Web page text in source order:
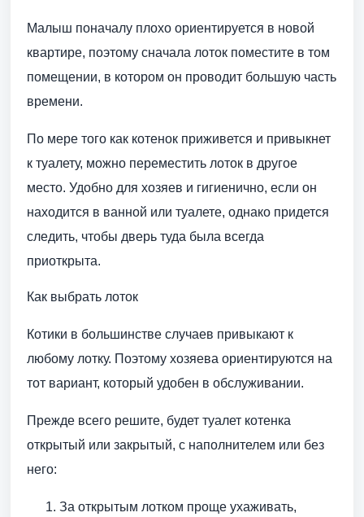
Малыш поначалу плохо ориентируется в новой
квартире, поэтому сначала лоток поместите в том
помещении, в котором он проводит большую часть
времени.
По мере того как котенок приживется и привыкнет
к туалету, можно переместить лоток в другое
место. Удобно для хозяев и гигиенично, если он
находится в ванной или туалете, однако придется
следить, чтобы дверь туда была всегда
приоткрыта.
Как выбрать лоток
Котики в большинстве случаев привыкают к
любому лотку. Поэтому хозяева ориентируются на
тот вариант, который удобен в обслуживании.
Прежде всего решите, будет туалет котенка
открытый или закрытый, с наполнителем или без
него:
За открытым лотком проще ухаживать,